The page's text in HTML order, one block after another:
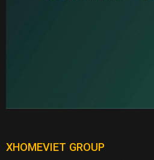
XHOMEVIET GROUP